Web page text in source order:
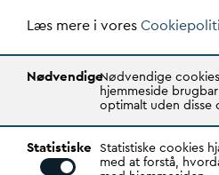
CVR: 29031215
Transparency Register:
A er den samlende
Gennem stærke alliancer
D ANVA
andets sag, som
Læs mere i vores
NødvendigeNødvendige
hjemmeside
optimalt uden disse
Statistiske Statistiske cookies
med at forstå,